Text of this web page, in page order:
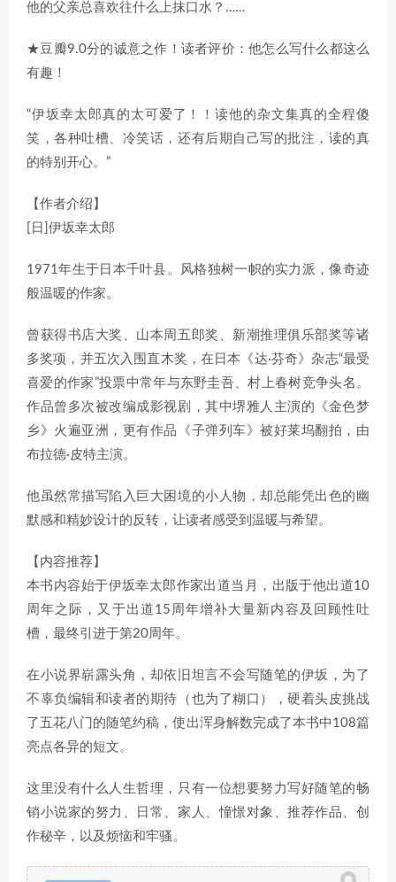
他的父亲总喜欢往什么上抹口水？……
★豆瓣9.0分的诚意之作！读者评价：他怎么写什么都这么
有趣！
“伊坂幸太郎真的太可爱了！！读他的杂文集真的全程傻
笑，各种吐槽、冷笑话，还有后期自己写的批注，读的真
的特别开心。”
【作者介绍】
[日]伊坂幸太郎
1971年生于日本千叶县。风格独树一帜的实力派，像奇迹
般温暖的作家。
曾获得书店大奖、山本周五郎奖、新潮推理俱乐部奖等诸
多奖项，并五次入围直木奖，在日本《达·芬奇》杂志“最受
喜爱的作家”投票中常年与东野圭吾、村上春树竞争头名。
作品曾多次被改编成影视剧，其中堺雅人主演的《金色梦
乡》火遍亚洲，更有作品《子弹列车》被好莱坞翻拍，由
布拉德·皮特主演。
他虽然常描写陷入巨大困境的小人物，却总能凭出色的幽
默感和精妙设计的反转，让读者感受到温暖与希望。
【内容推荐】
本书内容始于伊坂幸太郎作家出道当月，出版于他出道10
周年之际，又于出道15周年增补大量新内容及回顾性吐
槽，最终引进于第20周年。
在小说界崭露头角，却依旧坦言不会写随笔的伊坂，为了
不辜负编辑和读者的期待（也为了糊口），硬着头皮挑战
了五花八门的随笔约稿，使出浑身解数完成了本书中108篇
亮点各异的短文。
这里没有什么人生哲理，只有一位想要努力写好随笔的畅
销小说家的努力、日常、家人、憧憬对象、推荐作品、创
作秘辛，以及烦恼和牢骚。